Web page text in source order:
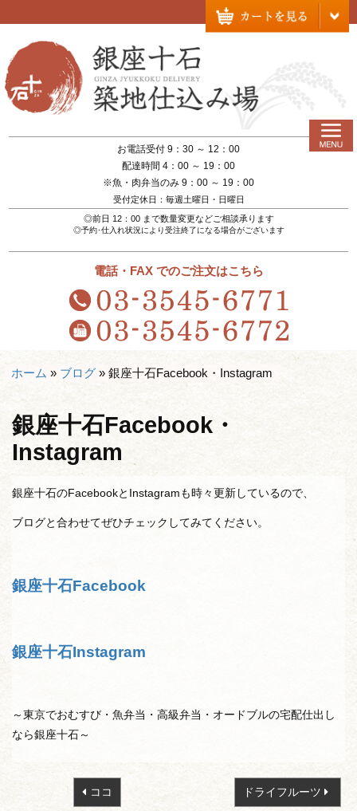
お電話受付 9：30 ～ 12：00
配達時間 4：00 ～ 19：00
※魚・肉弁当のみ 9：00 ～ 19：00
受付定休日：毎週土曜日・日曜日
◎前日 12：00 まで数量変更などご相談承ります
◎予約･仕入れ状況により受注終了になる場合がございます
電話・FAX でのご注文はこちら
ホーム » ブログ » 銀座十石Facebook・Instagram
銀座十石Facebook・
Instagram
銀座十石のFacebookとInstagramも時々更新しているので、
ブログと合わせてぜひチェックしてみてください。
銀座十石Facebook
銀座十石Instagram
～東京でおむすび・魚弁当・高級弁当・オードブルの宅配仕出し
なら銀座十石～
ココ ドライフルーツ